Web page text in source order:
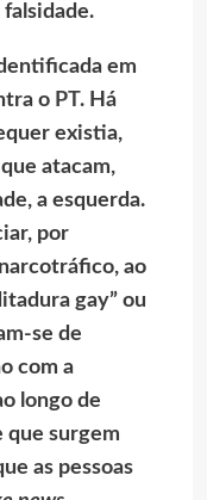
falsidade.
em
o PT. Há
existia,
atacam,
a esquerda.
por
ao
gay” ou
se de
com a
longo de
que surgem
as pessoas